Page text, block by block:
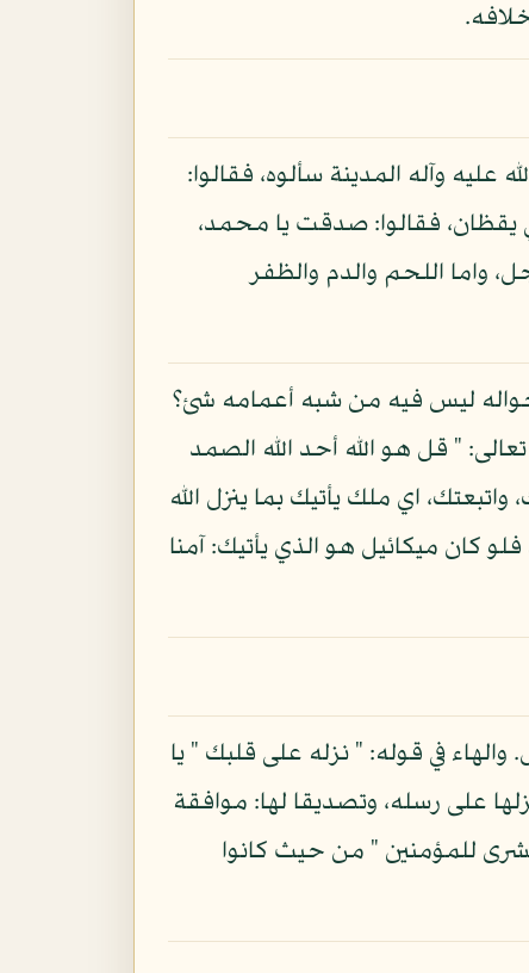
وآله المدينة سألوه، فقالوا:
يقظان، فقالوا: صدقت يا محمد،
واما اللحم والدم والظفر
ليس فيه من شبه أعمامه شئ؟
" قل هو الله أحد الله الصمد
آمنت بك، واتبعتك، اي ملك يأتيك بما ينزل الله
كان ميكائيل هو الذي يأتيك: آمنا
في قوله: " نزله على قلبك " يا
على رسله، وتصديقا لها: موافقة
وبشرى للمؤمنين " من حيث كانوا